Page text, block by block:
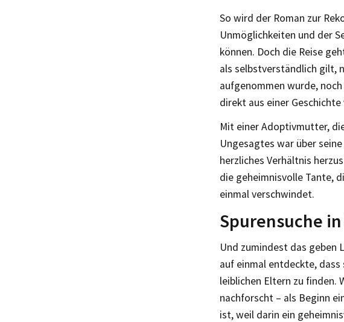
So wird der Roman zur
Unmöglichkeiten und der
können. Doch die Reise
als selbstverständlich gilt,
aufgenommen wurde,
direkt aus einer
Mit einer Adoptivmutter,
Ungesagtes war über
herzliches Verhältnis
die geheimnisvolle Tante,
einmal verschwindet.
Spurensuche
Und zumindest das geben
auf einmal entdeckte,
leiblichen Eltern zu finden.
nachforscht – als Beginn
ist, weil darin ein